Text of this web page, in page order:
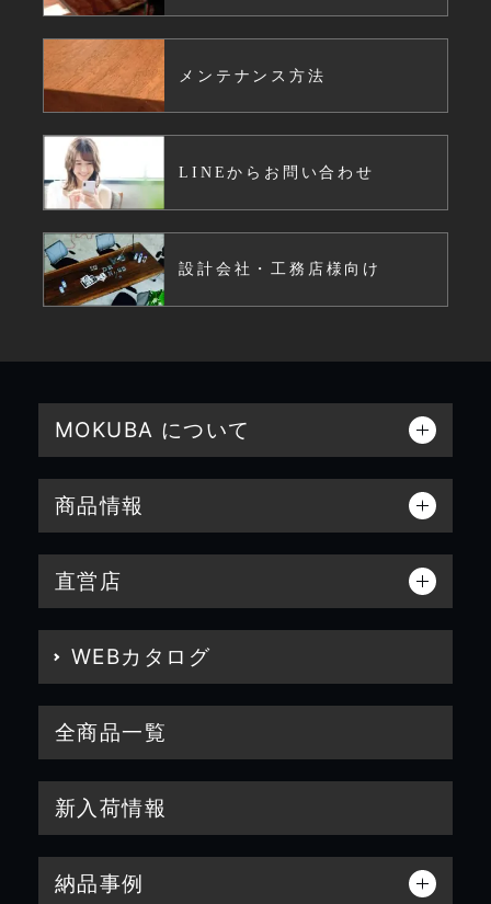
メンテナンス方法
LINEからお問い合わせ
設計会社・工務店様向け
MOKUBA について
商品情報
直営店
WEBカタログ
全商品一覧
新入荷情報
納品事例